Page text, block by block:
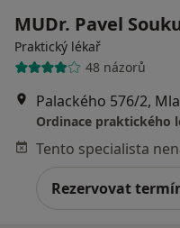
MUDr. Pavel
Praktický lékař
48 názorů
Palackého 576/2,
Ordinace praktického
Rezervovat